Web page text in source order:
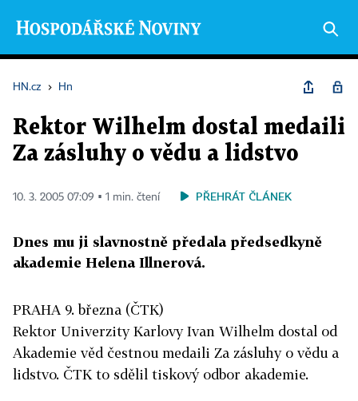
HN.cz › Hn
Rektor Wilhelm dostal medaili
Za zásluhy o vědu a lidstvo
10. 3. 2005 07:09 ▪ 1 min. čtení PŘEHRÁT ČLÁNEK
Dnes mu ji slavnostně předala předsedkyně
akademie Helena Illnerová.
PRAHA 9. března (ČTK)
Rektor Univerzity Karlovy Ivan Wilhelm dostal od
Akademie věd čestnou medaili Za zásluhy o vědu a
lidstvo. ČTK to sdělil tiskový odbor akademie.